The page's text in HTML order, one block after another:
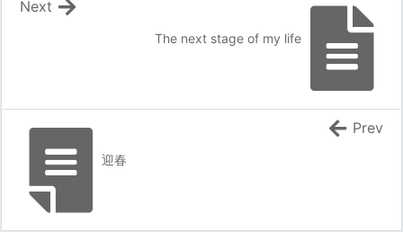
The next stage of my life
Next
迎春
Prev